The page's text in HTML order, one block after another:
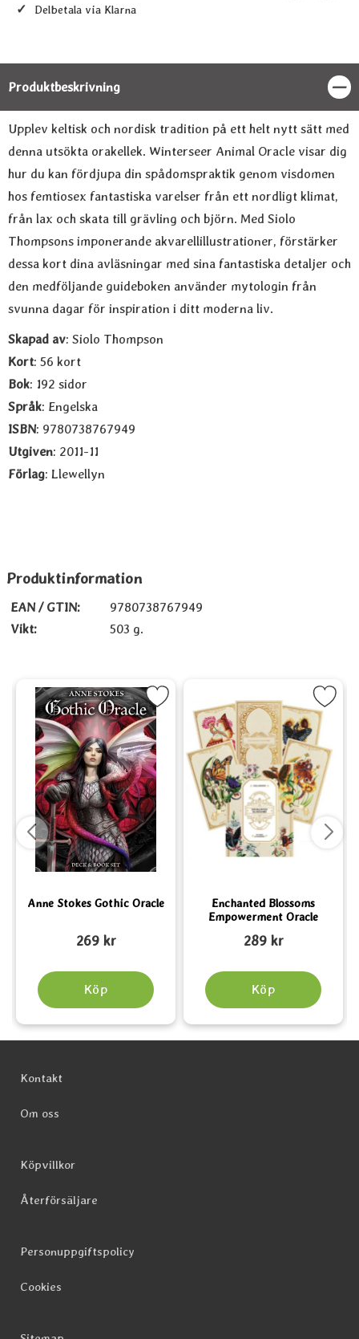
✓ Delbetala via Klarna
Produktbeskrivning
Produktbeskrivning
Upplev keltisk och nordisk tradition på ett helt nytt sätt med
denna utsökta orakellek. Winterseer Animal Oracle visar dig
hur du kan fördjupa din spådomspraktik genom visdomen
hos femtiosex fantastiska varelser från ett nordligt klimat,
från lax och skata till grävling och björn. Med Siolo
Thompsons imponerande akvarellillustrationer, förstärker
dessa kort dina avläsningar med sina fantastiska detaljer och
den medföljande guideboken använder mytologin från
svunna dagar för inspiration i ditt moderna liv.
Skapad av: Siolo Thompson
Kort: 56 kort
Bok: 192 sidor
Språk: Engelska
ISBN: 9780738767949
Utgiven: 2011-11
Förlag: Llewellyn
Produktinformation
EAN / GTIN:
9780738767949
Vikt:
503 g.
Cards som favorit
Anne Stokes Gothic Oracle
Art. nr 6150269 kr
Köp
Markera Anne Stokes Gothic Oracle som favorit
Enchanted Blossoms
Empowerment Oracle
Art. nr 5509289 kr
Köp
Markera Enchanted Blossoms
Kontakt
Om oss
Köpvillkor
Återförsäljare
Personuppgiftspolicy
Cookies